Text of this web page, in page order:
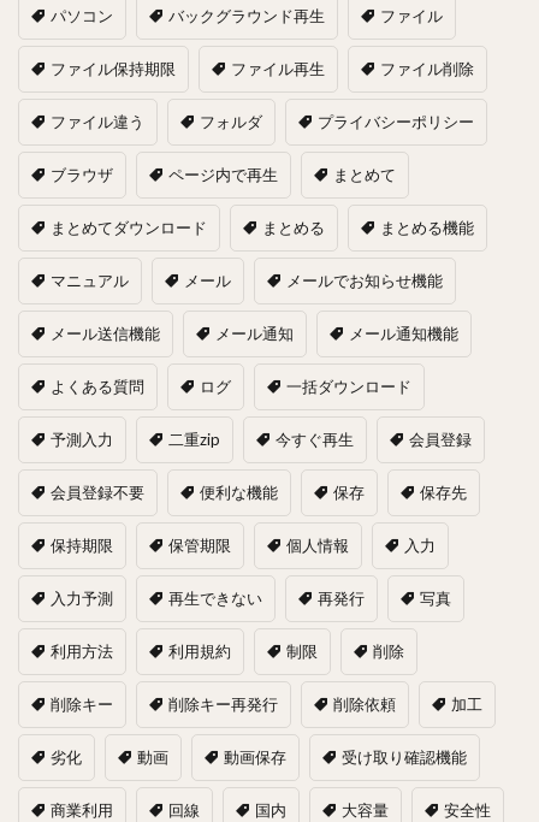
パソコン バックグラウンド再生 ファイル
ファイル保持期限 ファイル再生 ファイル削除
ファイル違う フォルダ プライバシーポリシー
ブラウザ ページ内で再生 まとめて
まとめてダウンロード まとめる まとめる機能
マニュアル メール メールでお知らせ機能
メール送信機能 メール通知 メール通知機能
よくある質問 ログ 一括ダウンロード
予測入力 二重zip 今すぐ再生 会員登録
会員登録不要 便利な機能 保存 保存先
保持期限 保管期限 個人情報 入力
入力予測 再生できない 再発行 写真
利用方法 利用規約 制限 削除
削除キー 削除キー再発行 削除依頼 加工
劣化 動画 動画保存 受け取り確認機能
商業利用 回線 国内 大容量 安全性